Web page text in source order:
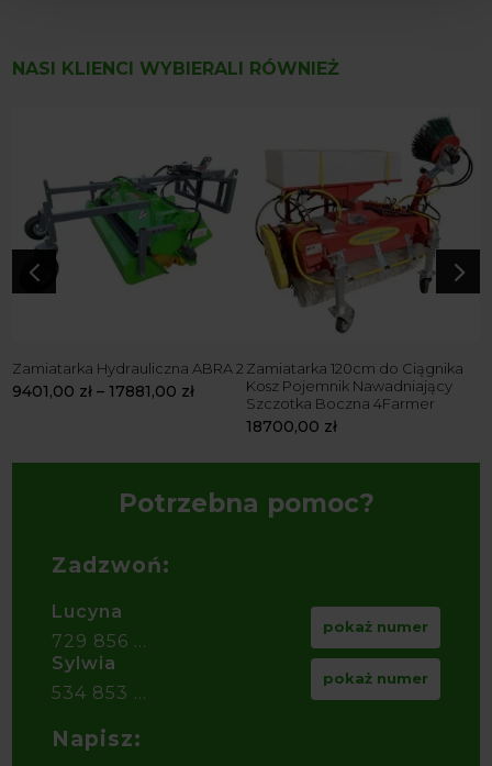
NASI KLIENCI WYBIERALI RÓWNIEŻ
4
Zamiatarka Hydrauliczna ABRA 2
9401,00 zł –17881,00 zł
Zamiatarka 120cm do Ciągnika
Kosz Pojemnik Nawadniający
Szczotka Boczna 4Farmer
18700,00 zł
5
Potrzebna pomoc?
Zadzwoń:
Lucyna
729 856 ...
pokaż numer
Sylwia
534 853 ...
pokaż numer
Napisz: